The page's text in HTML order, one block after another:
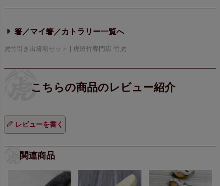
箸／マイ箸／カトラリー
虎竹引き出箸箱セット | 虎斑竹専門店 竹虎
レビューを書く
関連商品